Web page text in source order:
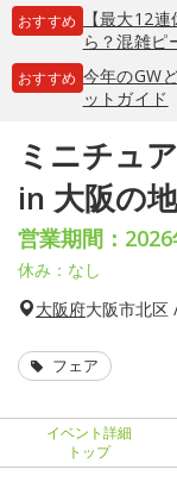
おすすめ
【最大12
ら？混雑ピ
おすすめ 今年のGW
ットガイド
ミニチュ
in 大阪の
営業期間：
休み：なし
大阪府大阪市北区
フェア
イベント詳細
トップ